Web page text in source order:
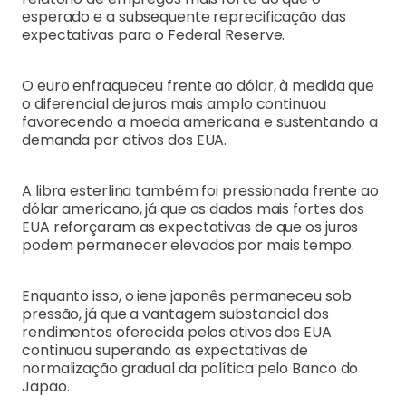
esperado e a subsequente reprecificação das
expectativas para o Federal Reserve.
O euro enfraqueceu frente ao dólar, à medida que
o diferencial de juros mais amplo continuou
favorecendo a moeda americana e sustentando a
demanda por ativos dos EUA.
A libra esterlina também foi pressionada frente ao
dólar americano, já que os dados mais fortes dos
EUA reforçaram as expectativas de que os juros
podem permanecer elevados por mais tempo.
Enquanto isso, o iene japonês permaneceu sob
pressão, já que a vantagem substancial dos
rendimentos oferecida pelos ativos dos EUA
continuou superando as expectativas de
normalização gradual da política pelo Banco do
Japão.